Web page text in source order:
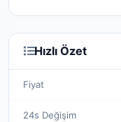
Hızlı Özet
Fiyat
24s Değişim